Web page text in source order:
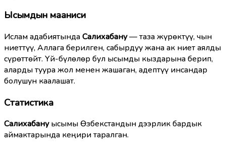
Ысымдын мааниси
Ислам адабиятындаСалихабану— таза жүрөктүү, чын
ниеттүү, Аллага берилген, сабырдуу жана ак ниет аялды
сүрөттөйт. Үй-бүлөлөр бул ысымды кыздарына берип,
аларды туура жол менен жашаган, адептүү инсандар
болушун каалашат.
Статистика
Салихабануысымы Өзбекстандын дээрлик бардык
аймактарында кеңири таралган.